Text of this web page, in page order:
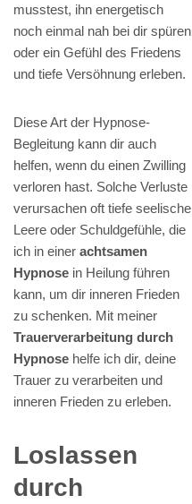
musstest, ihn energetisch
noch einmal nah bei dir spüren
oder ein Gefühl des Friedens
und tiefe Versöhnung erleben.
Diese Art der Hypnose-
Begleitung kann dir auch
helfen, wenn du einen Zwilling
verloren hast. Solche Verluste
verursachen oft tiefe seelische
Leere oder Schuldgefühle, die
ich in einer achtsamen
Hypnose in Heilung führen
kann, um dir inneren Frieden
zu schenken. Mit meiner
Trauerverarbeitung durch
Hypnose helfe ich dir, deine
Trauer zu verarbeiten und
inneren Frieden zu erleben.
Loslassen
durch